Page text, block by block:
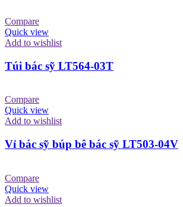
Compare
Quick view
Add to wishlist
Túi bác sỹ LT564-03T
Compare
Quick view
Add to wishlist
Vỉ bác sỹ búp bê bác sỹ LT503-04V
Compare
Quick view
Add to wishlist